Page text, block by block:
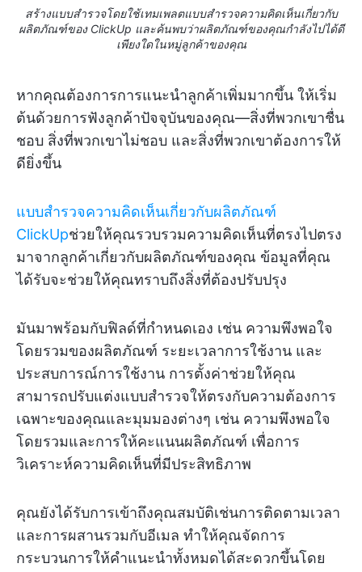
สร้างแบบสำรวจโดยใช้เทมเพลตแบบสำรวจความคิดเห็นเกี่ยวกับ
ผลิตภัณฑ์ของ ClickUp และค้นพบว่าผลิตภัณฑ์ของคุณกำลังไปได้ดี
เพียงใดในหมู่ลูกค้าของคุณ
หากคุณต้องการการแนะนำลูกค้าเพิ่มมากขึ้น ให้เริ่ม
ต้นด้วยการฟังลูกค้าปัจจุบันของคุณ—สิ่งที่พวกเขาชื่น
ชอบ สิ่งที่พวกเขาไม่ชอบ และสิ่งที่พวกเขาต้องการให้
ดียิ่งขึ้น
แบบสำรวจความคิดเห็นเกี่ยวกับผลิตภัณฑ์
ClickUpช่วยให้คุณรวบรวมความคิดเห็นที่ตรงไปตรง
มาจากลูกค้าเกี่ยวกับผลิตภัณฑ์ของคุณ ข้อมูลที่คุณ
ได้รับจะช่วยให้คุณทราบถึงสิ่งที่ต้องปรับปรุง
มันมาพร้อมกับฟิลด์ที่กำหนดเอง เช่น ความพึงพอใจ
โดยรวมของผลิตภัณฑ์ ระยะเวลาการใช้งาน และ
ประสบการณ์การใช้งาน การตั้งค่าช่วยให้คุณ
สามารถปรับแต่งแบบสำรวจให้ตรงกับความต้องการ
เฉพาะของคุณและมุมมองต่างๆ เช่น ความพึงพอใจ
โดยรวมและการให้คะแนนผลิตภัณฑ์ เพื่อการ
วิเคราะห์ความคิดเห็นที่มีประสิทธิภาพ
คุณยังได้รับการเข้าถึงคุณสมบัติเช่นการติดตามเวลา
และการผสานรวมกับอีเมล ทำให้คุณจัดการ
กระบวนการให้คำแนะนำทั้งหมดได้สะดวกขึ้นโดย